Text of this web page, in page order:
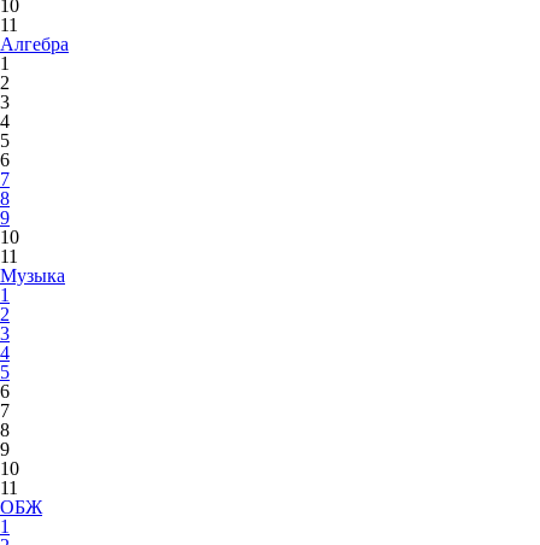
10
11
Алгебра
1
2
3
4
5
6
7
8
9
10
11
Музыка
1
2
3
4
5
6
7
8
9
10
11
ОБЖ
1